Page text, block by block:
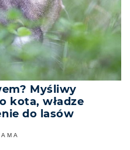
Myśliwy
kota, władze
do lasów